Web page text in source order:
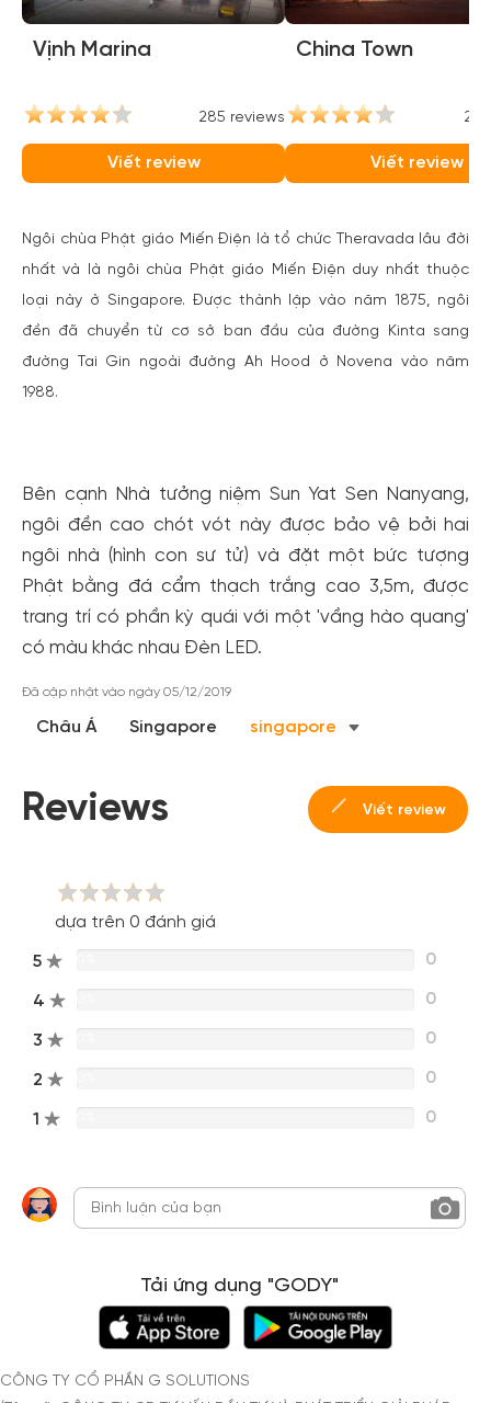
Vịnh Marina
285 reviews
Viết review
China Town
Viết review
Ngôi chùa Phật giáo Miến Điện là tổ chức Theravada lâu đời
nhất và là ngôi chùa Phật giáo Miến Điện duy nhất thuộc
loại này ở Singapore. Được thành lập vào năm 1875, ngôi
đền đã chuyển từ cơ sở ban đầu của đường Kinta sang
đường Tai Gin ngoài đường Ah Hood ở Novena vào năm
1988.
Bên cạnh Nhà tưởng niệm Sun Yat Sen Nanyang,
ngôi đền cao chót vót này được bảo vệ bởi hai
ngôi nhà (hình con sư tử) và đặt một bức tượng
Phật bằng đá cẩm thạch trắng cao 3,5m, được
trang trí có phần kỳ quái với một 'vầng hào quang'
có màu khác nhau Đèn LED.
Đã cập nhật vào ngày 05/12/2019
Châu Á Singapore singapore
Reviews Viết review
dựa trên 0 đánh giá
5 0
4 0
3 0
2 0
1 0
Tải ứng dụng "GODY"
CÔNG TY CỔ PHẦN G SOLUTIONS
Tạo tài khoản nhanh - nhận nhiều ưu
đãi!
dành cho thành viên đến từ các đối tác của Gody.vn dành
cho cộng đồng.
Hoặc đăng nhập bằng
Đăng nhập Google